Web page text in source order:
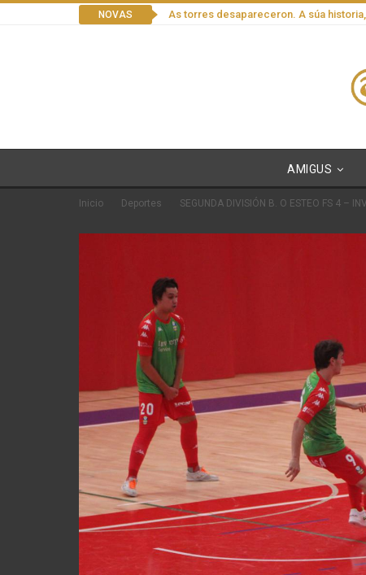
NOVAS As torres desapareceron. A súa
AMIGUS
Inicio Deportes SEGUNDA DIVISIÓN B. O ESTEO FS 4 –